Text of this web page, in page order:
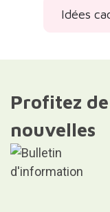
Idées
Profitez
nouvelles